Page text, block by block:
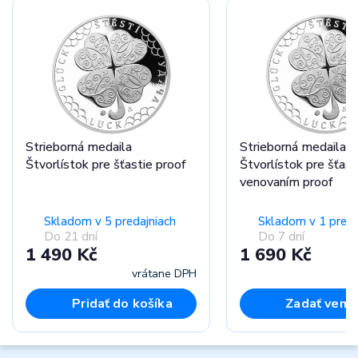
Strieborná medaila
Štvorlístok pre šťastie proof
Skladom v 5 predajniach
Do 21 dní
1 490 Kč
vrátane DPH
Pridať do košíka
Strieborná medaila
Štvorlístok pre
venovaním proof
Skladom v 1
Do 7 dní
1 690 Kč
Zadať